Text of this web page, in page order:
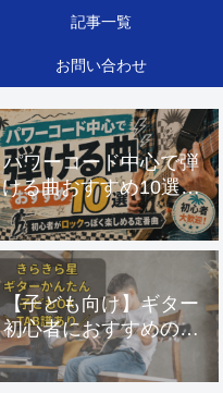
記事一覧
お問い合わせ
パワーコード中心で弾
ける曲おすすめ10選｜
初心者がロックっぽく
楽しめる定番曲
【子ども向け】ギター
初心者におすすめの曲
『きらきら星』｜最初
の1曲はこれでOK